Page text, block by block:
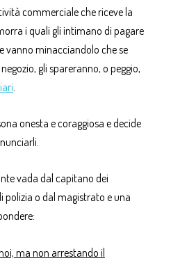
commerciale che riceve la
i quali gli intimano di pagare
vanno minacciandolo che se
gli spareranno, o peggio,
onesta e coraggiosa e decide
vada dal capitano dei
o dal magistrato e una
ma non arrestando il